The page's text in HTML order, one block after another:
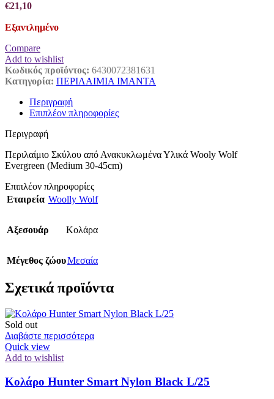
€21,10
Εξαντλημένο
Compare
Add to wishlist
Κωδικός προϊόντος: 6430072381631
Κατηγορία: ΠΕΡΙΛΑΙΜΙΑ ΙΜΑΝΤΑ
Περιγραφή
Επιπλέον πληροφορίες
Περιγραφή
Περιλαίμιο Σκύλου από Ανακυκλωμένα Υλικά Wooly Wolf
Evergreen (Medium 30-45cm)
Επιπλέον πληροφορίες
Εταιρεία Woolly Wolf
Αξεσουάρ Κολάρα
Μέγεθος ζώουΜεσαία
Σχετικά προϊόντα
Sold out
Διαβάστε περισσότερα
Quick view
Add to wishlist
Κολάρο Hunter Smart Nylon Black L/25